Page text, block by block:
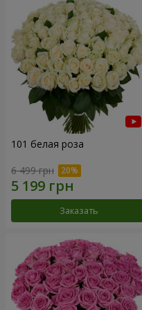
101 белая роза
6 499 грн
Заказать